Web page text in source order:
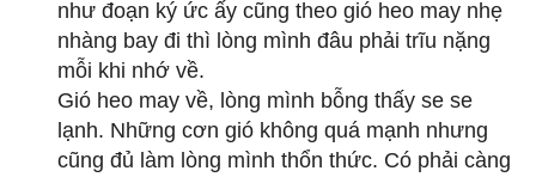
như đoạn ký ức ấy cũng theo gió heo may nhẹ
nhàng bay đi thì lòng mình đâu phải trĩu nặng
mỗi khi nhớ về.
Gió heo may về, lòng mình bỗng thấy se se
lạnh. Những cơn gió không quá mạnh nhưng
cũng đủ làm lòng mình thổn thức. Có phải càng